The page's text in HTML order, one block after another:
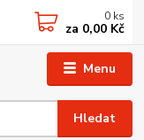
Menu
Hledat
0 ks
za 0,00 Kč